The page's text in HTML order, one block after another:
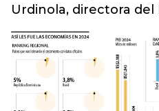
Urdinola, directora del